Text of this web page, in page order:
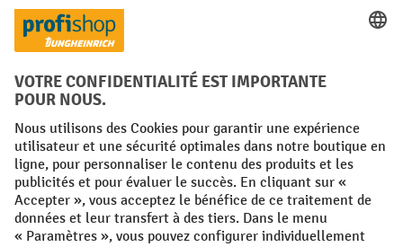
Réseaux sociaux
Facebook
YouTube
LinkedInInstagram
Conditions générales Mentions légales
Protection des Données Politique de cookies
All prices excl. VAT plusshipping costsand possible delivery charges,
if not stated otherwise.